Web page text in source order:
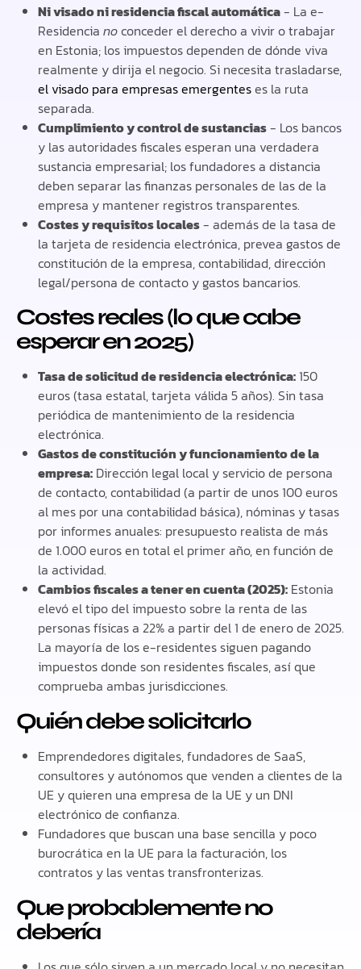
Ni visado ni residencia fiscal automática- La e-
Residencianoconceder el derecho a vivir o trabajar
en Estonia; los impuestos dependen de dónde viva
realmente y dirija el negocio. Si necesita trasladarse,
el visado para empresas emergenteses la ruta
separada.
Cumplimiento y control de sustancias- Los bancos
y las autoridades fiscales esperan una verdadera
sustancia empresarial; los fundadores a distancia
deben separar las finanzas personales de las de la
empresa y mantener registros transparentes.
Costes y requisitos locales- además de la tasa de
la tarjeta de residencia electrónica, prevea gastos de
constitución de la empresa, contabilidad, dirección
legal/persona de contacto y gastos bancarios.
Costes reales (lo que cabe
esperar en 2025)
Tasa de solicitud de residencia electrónica:150
euros (tasa estatal, tarjeta válida 5 años). Sin tasa
periódica de mantenimiento de la residencia
electrónica.
Gastos de constitución y funcionamiento de la
empresa: Dirección legal local y servicio de persona
de contacto, contabilidad (a partir de unos 100 euros
al mes por una contabilidad básica), nóminas y tasas
por informes anuales: presupuesto realista de más
de 1.000 euros en total el primer año, en función de
la actividad.
Cambios fiscales a tener en cuenta (2025): Estonia
elevó el tipo del impuesto sobre la renta de las
personas físicas a 22% a partir del 1 de enero de 2025.
La mayoría de los e-residentes siguen pagando
impuestos donde son residentes fiscales, así que
comprueba ambas jurisdicciones.
Quién debe solicitarlo
Emprendedores digitales, fundadores de SaaS,
consultores y autónomos que venden a clientes de la
UE y quieren una empresa de la UE y un DNI
electrónico de confianza.
Fundadores que buscan una base sencilla y poco
burocrática en la UE para la facturación, los
contratos y las ventas transfronterizas.
Que probablemente no
debería